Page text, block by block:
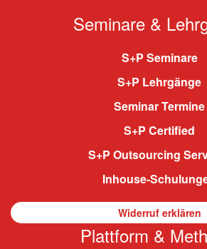
Seminare &
S+P Seminare
S+P Lehrgänge
Seminar Termine
S+P Certified
S+P Outsourcing
Inhouse-
Widerruf erklären
Plattform &